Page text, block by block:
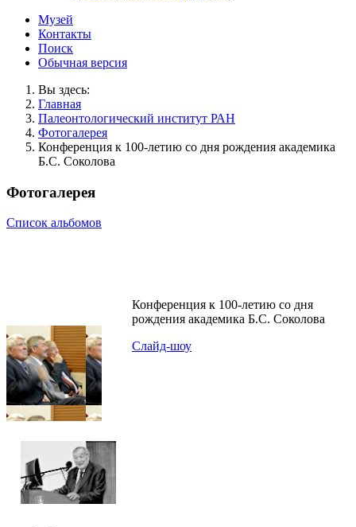
Музей
Контакты
Поиск
Обычная версия
Вы здесь:
Главная
Палеонтологический институт РАН
Фотогалерея
Конференция к 100-летию со дня рождения академика
Б.С. Соколова
Фотогалерея
Список альбомов
Конференция к 100-летию со дня
рождения академика Б.С. Соколова
Слайд-шоу